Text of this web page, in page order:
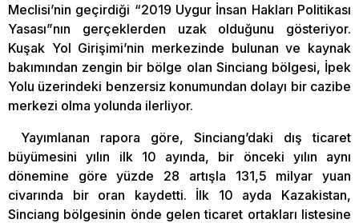
Meclisi’nin geçirdiği “2019 Uygur İnsan Hakları Politikası
Yasası”nın gerçeklerden uzak olduğunu gösteriyor.
Kuşak Yol Girişimi’nin merkezinde bulunan ve kaynak
bakımından zengin bir bölge olan Sinciang bölgesi, İpek
Yolu üzerindeki benzersiz konumundan dolayı bir cazibe
merkezi olma yolunda ilerliyor.
Yayımlanan rapora göre, Sinciang’daki dış ticaret
büyümesini yılın ilk 10 ayında, bir önceki yılın aynı
dönemine göre yüzde 28 artışla 131,5 milyar yuan
civarında bir oran kaydetti. İlk 10 ayda Kazakistan,
Sinciang bölgesinin önde gelen ticaret ortakları listesine